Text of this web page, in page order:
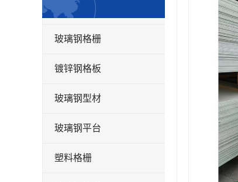
玻璃钢格栅
镀锌钢格板
玻璃钢型材
玻璃钢平台
塑料格栅